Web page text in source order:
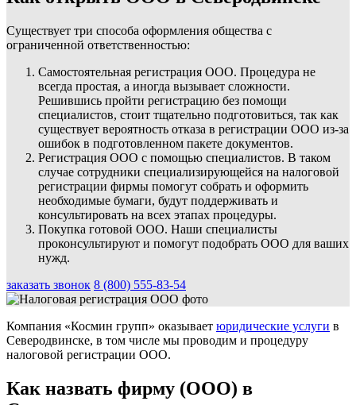
Существует три способа оформления общества с
ограниченной ответственностью:
Самостоятельная регистрация ООО. Процедура не
всегда простая, а иногда вызывает сложности.
Решившись пройти регистрацию без помощи
специалистов, стоит тщательно подготовиться, так как
существует вероятность отказа в регистрации ООО из-за
ошибок в подготовленном пакете документов.
Регистрация ООО с помощью специалистов. В таком
случае сотрудники специализирующейся на налоговой
регистрации фирмы помогут собрать и оформить
необходимые бумаги, будут поддерживать и
консультировать на всех этапах процедуры.
Покупка готовой ООО. Наши специалисты
проконсультируют и помогут подобрать ООО для ваших
нужд.
заказать звонок 8 (800) 555-83-54
Компания «Космин групп» оказывает юридические услуги в
Северодвинске, в том числе мы проводим и процедуру
налоговой регистрации ООО.
Как назвать фирму (ООО) в